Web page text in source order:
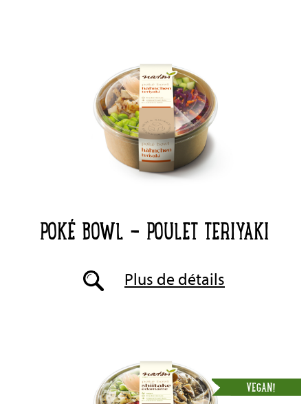
POKÉ BOWL - POULET TERIYAKI
Plus de détails
VEGAN!